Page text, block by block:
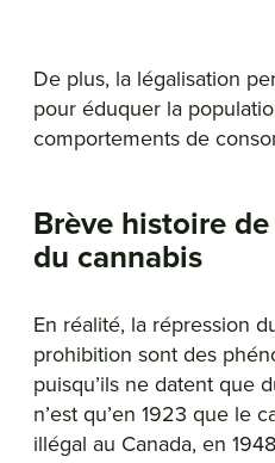
De plus, la légalisation
pour éduquer la
comportements de
Brève histoire
du cannabis
En réalité, la répression
prohibition sont des
puisqu’ils ne datent que
n’est qu’en 1923 que le
illégal au Canada, en